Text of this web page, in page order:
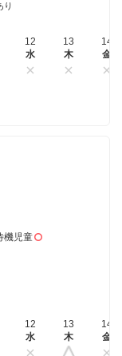
り
12
水
13
木
14
金
機児童
12
水
13
木
14
金